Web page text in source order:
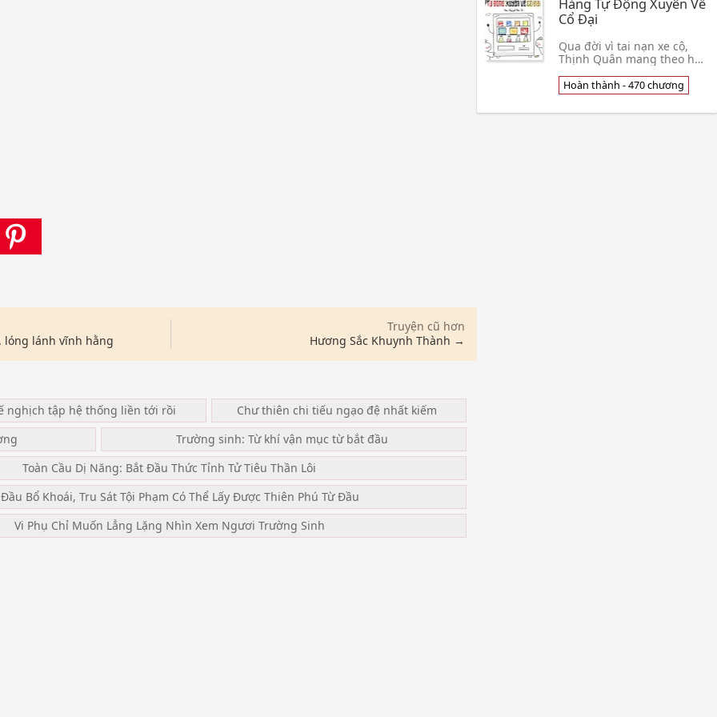
lóng lánh vĩnh hằng
Truyện cũ hơn
Hương Sắc Khuynh Thành →
nghịch tập hệ thống liền tới rồi
Chư thiên chi tiếu ngạo đệ nhất kiếm
Trường sinh: Từ khí vận mục từ bắt đầu
Toàn Cầu Dị Năng: Bắt Đầu Thức Tỉnh Tử Tiêu Thần Lôi
Bổ Khoái, Tru Sát Tội Phạm Có Thể Lấy Được Thiên Phú Từ Đầu
Vi Phụ Chỉ Muốn Lẳng Lặng Nhìn Xem Ngươi Trường Sinh
Hàng Tự Động Xuyên Về
Cổ Đại
Qua đời vì tai nạn xe cộ,
Thịnh Quân mang theo hệ
xuyên về cổ đại. Vốn tưởng
rằng là muốn cô mở siêu
thị ở cổ đại,👦 Viên Nguyệt
Hoàn thành - 470 chương